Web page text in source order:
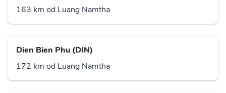
163 km od Luang Namtha
Dien Bien Phu (DIN)
172 km od Luang Namtha